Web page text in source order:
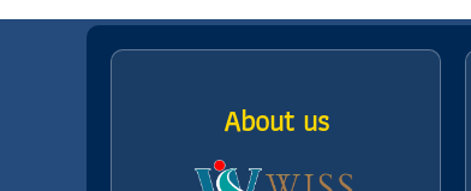
About us